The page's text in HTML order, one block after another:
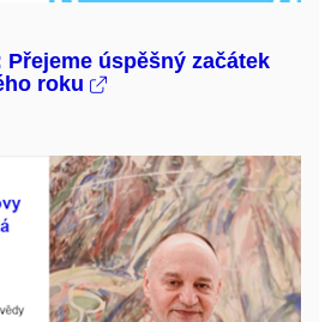
úspěšný začátek
roku